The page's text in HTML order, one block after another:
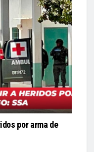
por arma de